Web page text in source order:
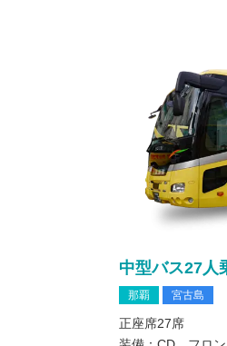
中型バス27人
那覇 宮古島
正座席27席